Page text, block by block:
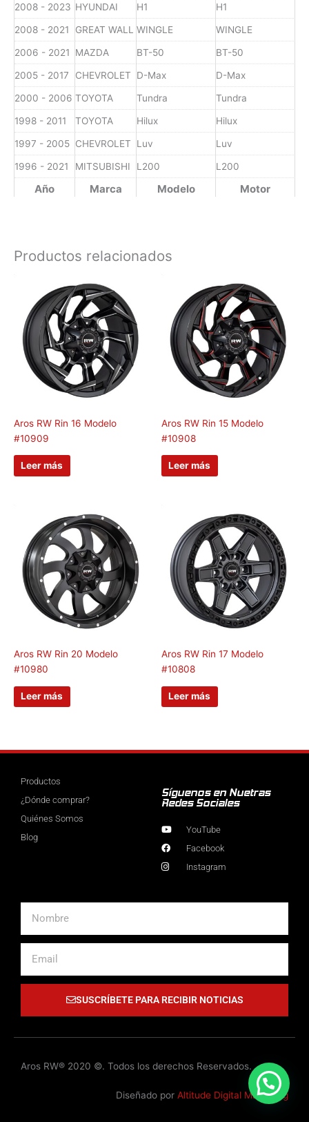
Año Marca Modelo Motor
2008 - 2023 HYUNDAI H1 H1
2008 - 2021 GREAT WALL WINGLE WINGLE
2006 - 2021 MAZDA BT-50 BT-50
2005 - 2017 CHEVROLET D-Max D-Max
2000 - 2006 TOYOTA Tundra Tundra
1998 - 2011 TOYOTA Hilux Hilux
1997 - 2005 CHEVROLET Luv Luv
1996 - 2021 MITSUBISHI L200 L200
Productos relacionados
Aros RW Rin 16 Modelo
#10909
Leer más
Aros RW Rin 15 Modelo
#10908
Leer más
Aros RW Rin 20 Modelo
#10980
Leer más
Aros RW Rin 17 Modelo
#10808
Leer más
Productos
¿Dónde comprar?
Quiénes Somos
Blog
Síguenos en Nuetras
Redes Sociales
YouTube
Facebook
Instagram
SUSCRÍBETE PARA RECIBIR NOTICIAS
Aros RW® 2020 ©. Todos los derechos Reservados.
Diseñado por Altitude Digital Marketing